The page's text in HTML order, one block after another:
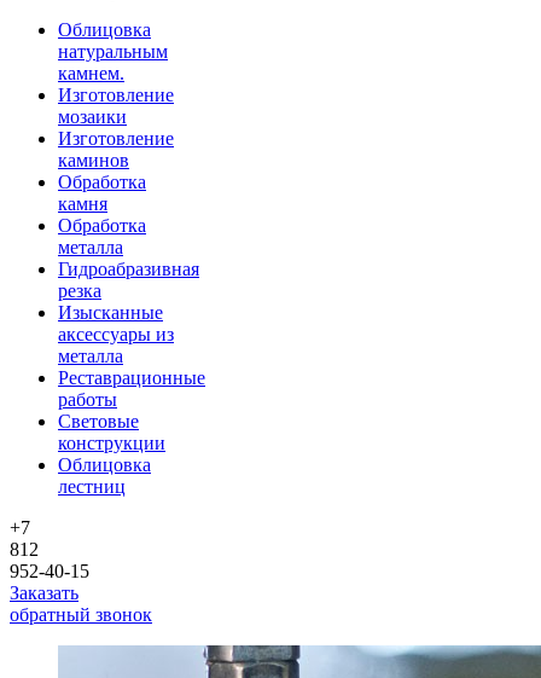
Облицовка
натуральным
камнем.
Изготовление
мозаики
Изготовление
каминов
Обработка
камня
Обработка
металла
Гидроабразивная
резка
Изысканные
аксессуары из
металла
Реставрационные
работы
Световые
конструкции
Облицовка
лестниц
+7
812
952-40-15
Заказать
обратный звонок